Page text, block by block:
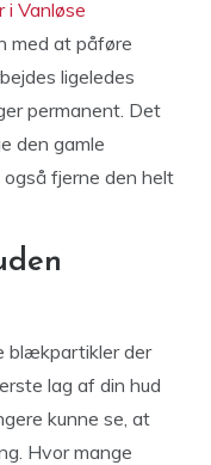
i Vanløse
med at påføre
ligeledes
permanent. Det
den gamle
fjerne den helt
blækpartikler der
lag af din hud
kunne se, at
Hvor mange